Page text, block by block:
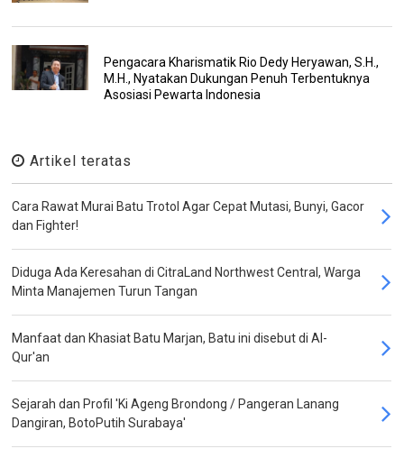
Pengacara Kharismatik Rio Dedy Heryawan, S.H.,
M.H., Nyatakan Dukungan Penuh Terbentuknya
Asosiasi Pewarta Indonesia
Artikel teratas
Cara Rawat Murai Batu Trotol Agar Cepat Mutasi, Bunyi, Gacor
dan Fighter!
Diduga Ada Keresahan di CitraLand Northwest Central, Warga
Minta Manajemen Turun Tangan
Manfaat dan Khasiat Batu Marjan, Batu ini disebut di Al-
Qur'an
Sejarah dan Profil 'Ki Ageng Brondong / Pangeran Lanang
Dangiran, BotoPutih Surabaya'